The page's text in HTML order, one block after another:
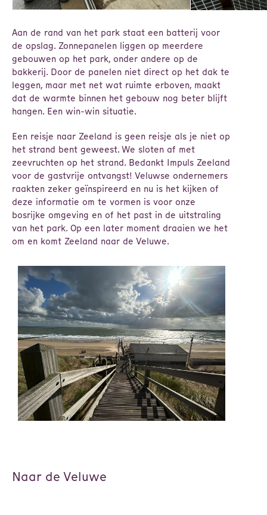
Aan de rand van het park staat een batterij voor
de opslag. Zonnepanelen liggen op meerdere
gebouwen op het park, onder andere op de
bakkerij. Door de panelen niet direct op het dak te
leggen, maar met net wat ruimte erboven, maakt
dat de warmte binnen het gebouw nog beter blijft
hangen. Een win-win situatie.
Een reisje naar Zeeland is geen reisje als je niet op
het strand bent geweest. We sloten af met
zeevruchten op het strand. Bedankt Impuls Zeeland
voor de gastvrije ontvangst! Veluwse ondernemers
raakten zeker geïnspireerd en nu is het kijken of
deze informatie om te vormen is voor onze
bosrijke omgeving en of het past in de uitstraling
van het park. Op een later moment draaien we het
om en komt Zeeland naar de Veluwe.
Naar de Veluwe